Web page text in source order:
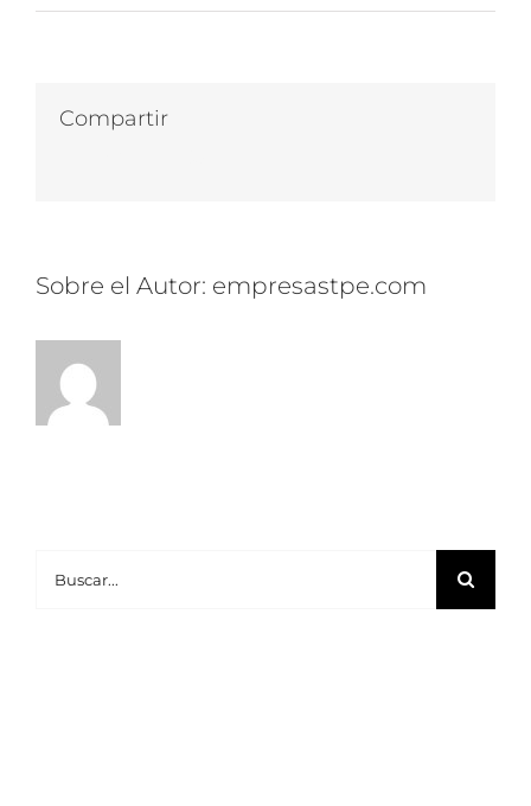
Compartir
Sobre el Autor: empresastpe.com